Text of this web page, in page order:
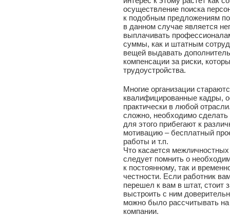
осуществление поиска
к подобным предложениям
в данном случае является
выплачивать
суммы, как и штатным
вещей выдавать
компенсации за риски,
трудоустройства.
Многие организации
квалифицированные кадры,
практически в любой
сложно, необходимо сделать
для этого прибегают к
мотивацию – бесплатный
работы и т.п.
Что касается
следует помнить о
к постоянному, так и
честности. Если работник
перешел к вам в штат, стоит
выстроить с ним
можно было рассчитывать
компании.